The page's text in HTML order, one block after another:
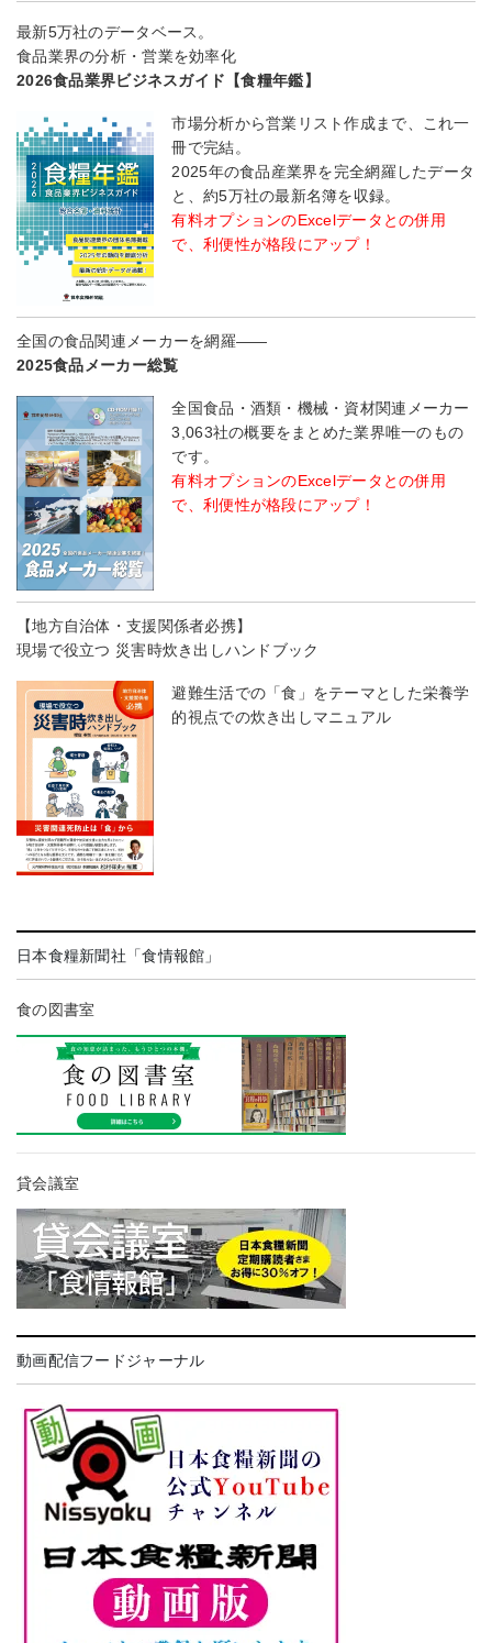
最新5万社のデータベース。
食品業界の分析・営業を効率化
2026食品業界ビジネスガイド【食糧年鑑】
市場分析から営業リスト作成まで、これ一
冊で完結。
2025年の食品産業界を完全網羅したデータ
と、約5万社の最新名簿を収録。
有料オプションのExcelデータとの併用
で、利便性が格段にアップ！
全国の食品関連メーカーを網羅――
2025食品メーカー総覧
全国食品・酒類・機械・資材関連メーカー
3,063社の概要をまとめた業界唯一のもの
です。
有料オプションのExcelデータとの併用
で、利便性が格段にアップ！
【地方自治体・支援関係者必携】
現場で役立つ 災害時炊き出しハンドブック
避難生活での「食」をテーマとした栄養学
的視点での炊き出しマニュアル
日本食糧新聞社「食情報館」
食の図書室
貸会議室
動画配信フードジャーナル